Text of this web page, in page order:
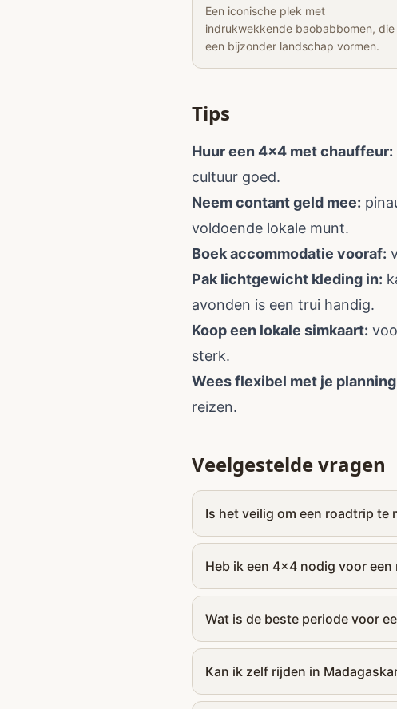
Een iconische plek met
indrukwekkende baobabbomen, die
een bijzonder landschap vormen.
Tips
Huur een 4x4 met chauffeur:
cultuur goed.
Neem contant geld mee:
voldoende lokale munt.
Boek accommodatie vooraf:
Pak lichtgewicht kleding in:
avonden is een trui handig.
Koop een lokale simkaart:
sterk.
Wees flexibel met je
reizen.
Veelgestelde vragen
Is het veilig om een roadtrip te
Heb ik een 4x4 nodig voor
Wat is de beste periode voor
Kan ik zelf rijden in